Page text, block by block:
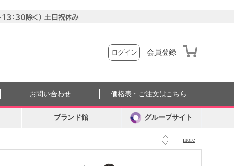
ログイン 会員登録
more
お問い合わせ 価格表・ご注文はこちら
ブランド館 グループサイト